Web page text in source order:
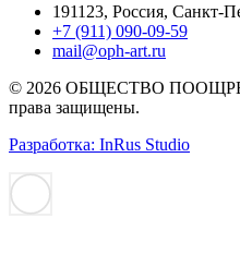
191123, Россия, Санкт-
+7 (911) 090-09-59
mail@oph-art.ru
© 2026 ОБЩЕСТВО
права защищены.
Разработка: InRus Studio